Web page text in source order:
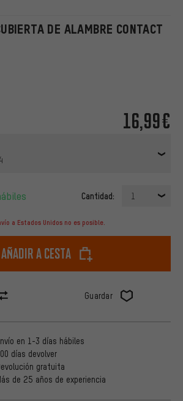
DE ALAMBRE CONTACT
16,99€
Cantidad: 1
a Estados Unidos no es posible.
Añadir a cesta
Guardar
en 1-3 días hábiles
días devolver
gratuita
de 25 años de experiencia